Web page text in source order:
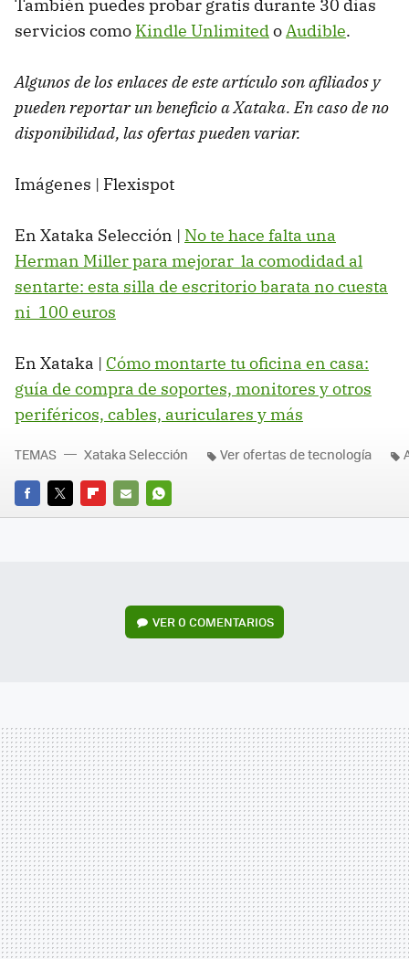
También puedes probar gratis durante 30 días
servicios como Kindle UnlimitedoAudible.
Algunos de los enlaces de este artículo son afiliados y
pueden reportar un beneficio a Xataka. En caso de no
disponibilidad, las ofertas pueden variar.
Imágenes | Flexispot
En Xataka Selección | No te hace falta una
Herman Miller para mejorar la comodidad al
sentarte: esta silla de escritorio barata no cuesta
ni 100 euros
En Xataka | Cómo montarte tu oficina en casa:
guía de compra de soportes, monitores y otros
periféricos, cables, auriculares y más
FACEBOOK
TWITTERFLIPBOARD
E-
WHATSAPP
TEMAS Xataka Selección Ver ofertas de tecnología
VER0 COMENTARIOS